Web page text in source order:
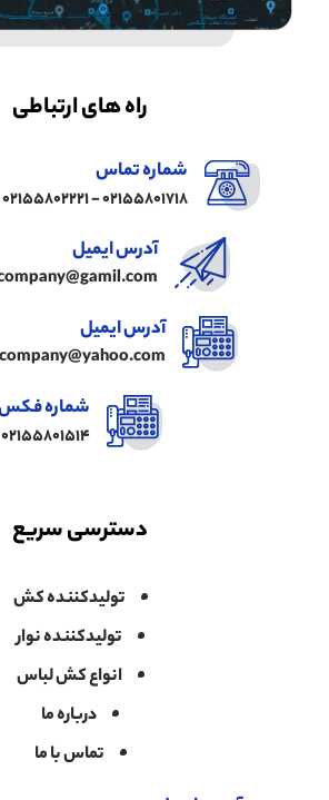
راه های ارتباطی
شماره تماس
02155801718 - 02155802221 - 02155801514
آدرس ایمیل
آدرس ایمیل
شماره
02155801514
دسترسی سریع
تولیدکننده کش
تولیدکننده نوار
انواع کش لباس
درباره ما
تماس با ما